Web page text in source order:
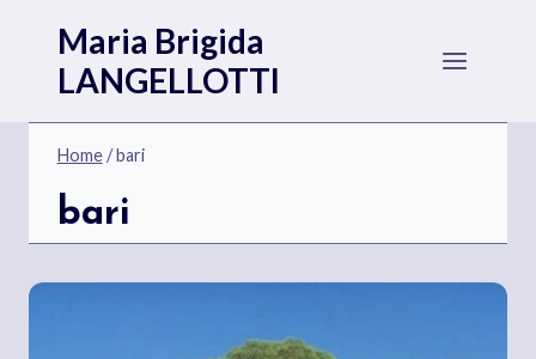
contenuto
Maria Brigida
LANGELLOTTI
Home/bari
bari